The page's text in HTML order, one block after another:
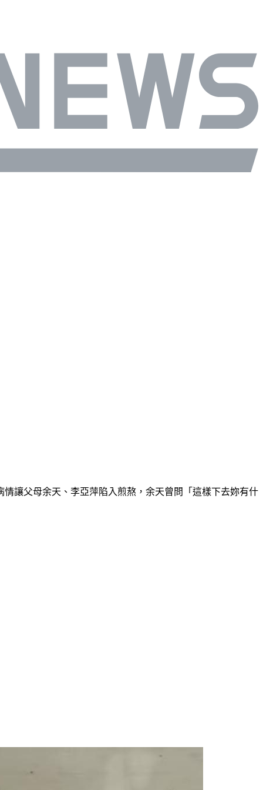
讓父母余天、李亞萍陷入煎熬，余天曾問「這樣下去妳有什